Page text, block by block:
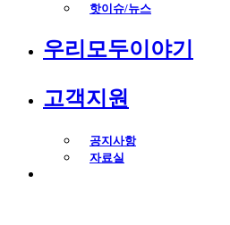
핫이슈/뉴스
우리모두이야기
고객지원
공지사항
자료실